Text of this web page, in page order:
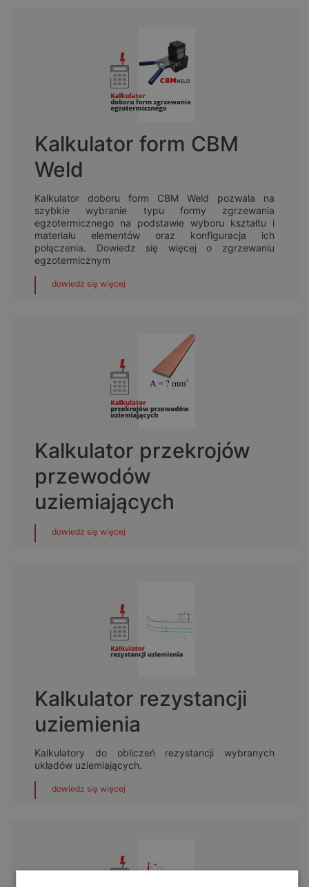
Kalkulator form CBM
Weld
Kalkulator doboru form CBM Weld pozwala na
szybkie wybranie typu formy zgrzewania
egzotermicznego na podstawie wyboru kształtu i
materiału elementów oraz konfiguracja ich
połączenia. Dowiedz się więcej o zgrzewaniu
egzotermicznym
dowiedz się więcej
Kalkulator przekrojów
przewodów
uziemiających
dowiedz się więcej
Kalkulator rezystancji
uziemienia
Kalkulatory do obliczeń rezystancji wybranych
układów uziemiających.
dowiedz się więcej